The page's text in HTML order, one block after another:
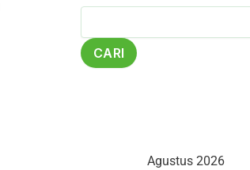
CARI
Agustus 2026